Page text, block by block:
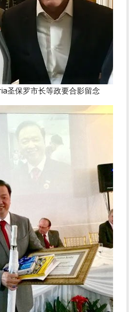
圣保罗市长等政要合影留念